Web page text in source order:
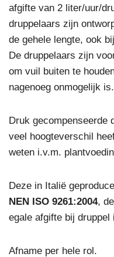
afgifte van 2 liter/uur/
druppelaars zijn
de gehele lengte, ook
De druppelaars zijn
om vuil buiten te
nagenoeg onmogelijk is.
Druk gecompenseerde
veel hoogteverschil
weten i.v.m.
Deze in Italië
NEN ISO 9261:2004,
egale afgifte bij druppel
Afname per hele rol.